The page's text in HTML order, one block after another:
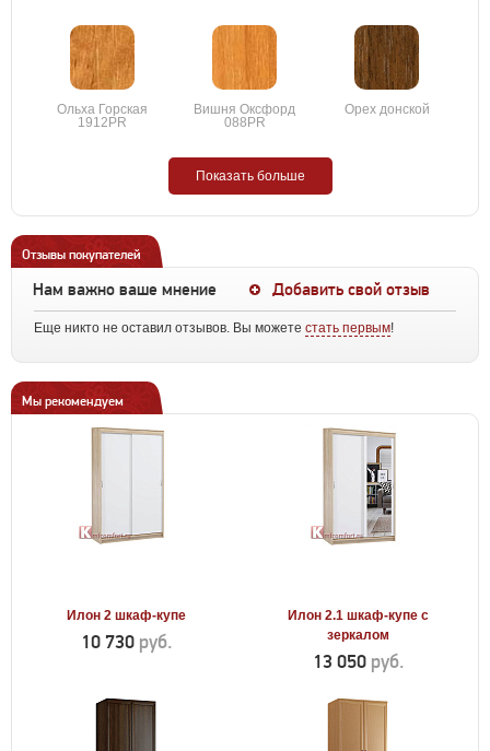
Ольха Горская
1912PR
Вишня Оксфорд
088PR
Орех донской
Показать больше
Отзывы покупателей
Нам важно ваше мнение Добавить свой отзыв
Еще никто не оставил отзывов. Вы можете стать первым!
Мы рекомендуем
Илон 2 шкаф-купе
10 730 руб.
Илон 2.1 шкаф-купе с
зеркалом
13 050 руб.